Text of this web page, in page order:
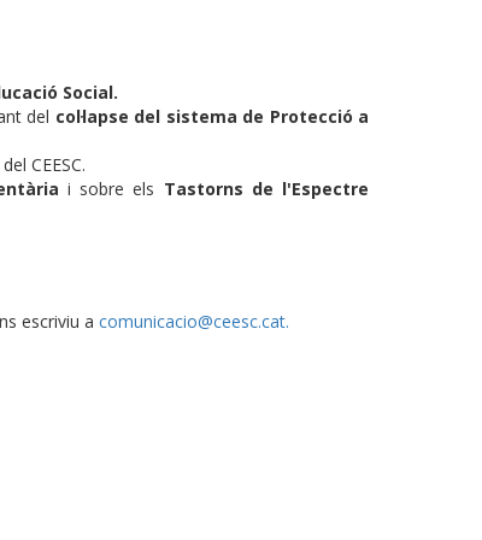
Social.
del col·lapse del sistema de Protecció a
del CEESC.
i sobre els Tastorns de l'Espectre
escriviu a comunicacio@ceesc.cat.